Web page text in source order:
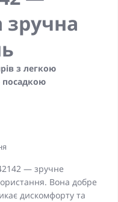
зручна
з легкою
посадкою
— зручне
Вона добре
дискомфорту та